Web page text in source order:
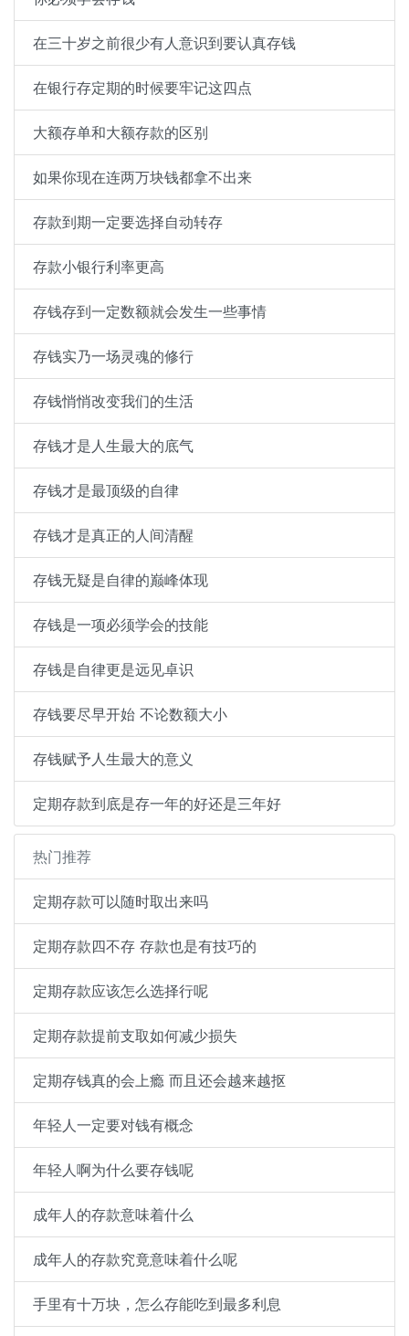
在三十岁之前很少有人意识到要认真存钱
在银行存定期的时候要牢记这四点
大额存单和大额存款的区别
如果你现在连两万块钱都拿不出来
存款到期一定要选择自动转存
存款小银行利率更高
存钱存到一定数额就会发生一些事情
存钱实乃一场灵魂的修行
存钱悄悄改变我们的生活
存钱才是人生最大的底气
存钱才是最顶级的自律
存钱才是真正的人间清醒
存钱无疑是自律的巅峰体现
存钱是一项必须学会的技能
存钱是自律更是远见卓识
存钱要尽早开始 不论数额大小
存钱赋予人生最大的意义
定期存款到底是存一年的好还是三年好
热门推荐
定期存款可以随时取出来吗
定期存款四不存 存款也是有技巧的
定期存款应该怎么选择行呢
定期存款提前支取如何减少损失
定期存钱真的会上瘾 而且还会越来越抠
年轻人一定要对钱有概念
年轻人啊为什么要存钱呢
成年人的存款意味着什么
成年人的存款究竟意味着什么呢
手里有十万块，怎么存能吃到最多利息